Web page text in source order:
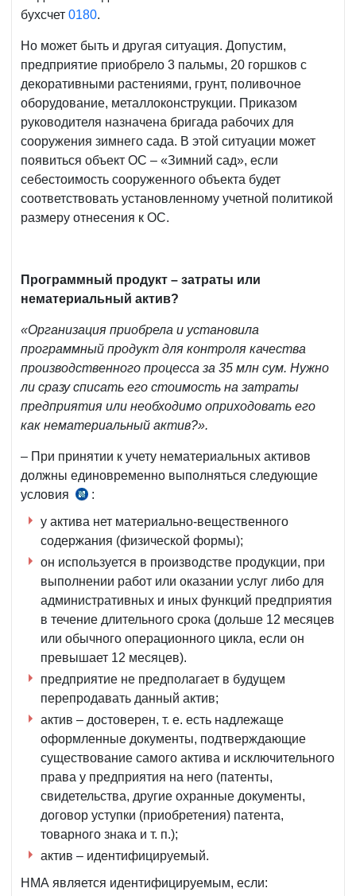
бухсчет 0180.
Но может быть и другая ситуация. Допустим,
предприятие приобрело 3 пальмы, 20 горшков с
декоративными растениями, грунт, поливочное
оборудование, металлоконструкции. Приказом
руководителя назначена бригада рабочих для
сооружения зимнего сада. В этой ситуации может
появиться объект ОС ­– «Зимний сад», если
себестоимость сооруженного объекта будет
соответствовать установленному учетной политикой
размеру отнесения к ОС.
Программный продукт – затраты или
нематериальный актив?
«Организация приобрела и установила
программный продукт для контроля качества
производственного процесса за 35 млн сум. Нужно
ли сразу списать его стоимость на затраты
предприятия или необходимо оприходовать его
как нематериальный актив?».
– При принятии к учету нематериальных активов
должны единовременно выполняться следующие
условия
п.
6
НСБУ
№1485
от
27.06.2005
:
у актива нет материально-вещественного
содержания (физической формы);
он используется в производстве продукции, при
выполнении работ или оказании услуг либо для
административных и иных функций предприятия
в течение длительного срока (дольше 12 месяцев
или обычного операционного цикла, если он
превышает 12 месяцев).
предприятие не предполагает в будущем
перепродавать данный актив;
актив – достоверен, т. е. есть надлежаще
оформленные документы, подтверждающие
существование самого актива и исключительного
права у предприятия на него (патенты,
свидетельства, другие охранные документы,
договор уступки (приобретения) патента,
товарного знака и т. п.);
актив – идентифицируемый.
НМА является идентифицируемым, если: